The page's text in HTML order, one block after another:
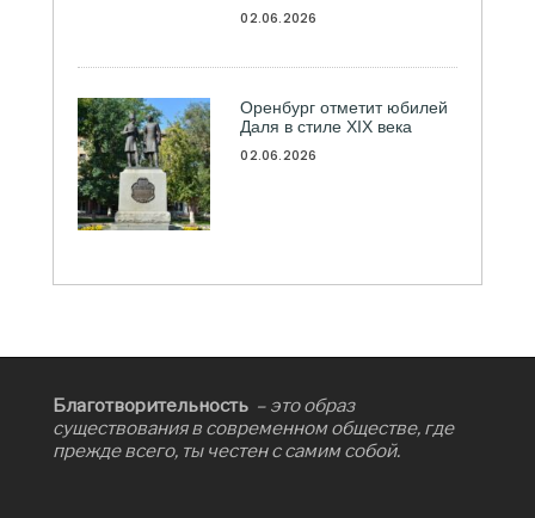
02.06.2026
Оренбург отметит юбилей
Даля в стиле XIX века
02.06.2026
Благотворительность – это образ
существования в современном обществе, где
прежде всего, ты честен с самим собой.